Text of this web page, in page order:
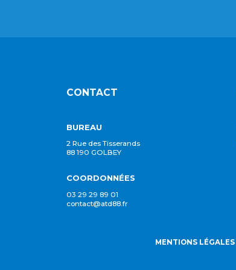
CONTACT
BUREAU
2 Rue des Tisserands
88 190 GOLBEY
COORDONNÉES
03 29 29 89 01
contact@atd88.fr
MENTIONS LÉGALES